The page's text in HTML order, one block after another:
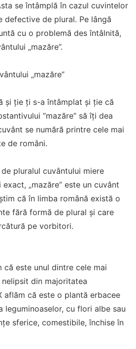
se întâmplă în cazul cuvintelor
defective de plural. Pe lângă
cu o problemă des întâlnită,
„mazăre”.
„mazăre”
și ție ți s-a întâmplat și ție că
”mazăre” să îți dea
se numără printre cele mai
de români.
pluralul cuvântului miere
„mazăre” este un cuvânt
că în limba română există o
fără formă de plural și care
pe vorbitori.
că este unul dintre cele mai
din majoritatea
aflăm că este o plantă erbacee
leguminoaselor, cu flori albe sau
sferice, comestibile, închise în